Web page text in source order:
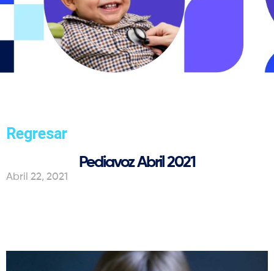
Regresar
Pediavoz Abril 2021
Abril 22, 2021